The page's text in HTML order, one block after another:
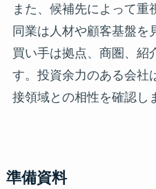
また、候補先によって重
同業は人材や顧客基盤を
買い手は拠点、商圏、紹
す。投資余力のある会社
接領域との相性を確認し
準備資料